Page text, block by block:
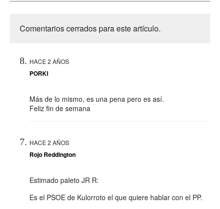
Comentarios cerrados para este artículo.
HACE 2 AÑOS
PORKI
Más de lo mismo, es una pena pero es así.
Feliz fin de semana
HACE 2 AÑOS
Rojo Reddington
Estimado paleto JR R:
Es el PSOE de Kulorroto el que quiere hablar con el PP.